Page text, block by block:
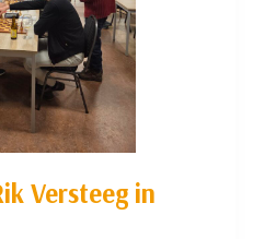
Versteeg in